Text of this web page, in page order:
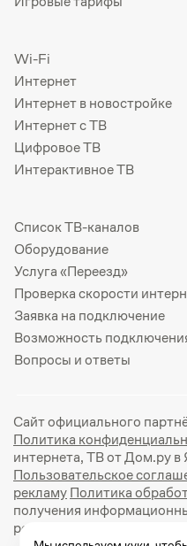
Wi-Fi
Интернет
Интернет в новостройке
Интернет с ТВ
Цифровое ТВ
Интерактивное ТВ
Список ТВ-каналов
Оборудование
Услуга «Переезд»
Проверка скорости
Заявка на подключение
Возможность
Вопросы и ответы
Сайт официального
Политика
интернета, ТВ от Дом.ру
Пользовательское
рекламуПолитика
получения
ресурса можно на